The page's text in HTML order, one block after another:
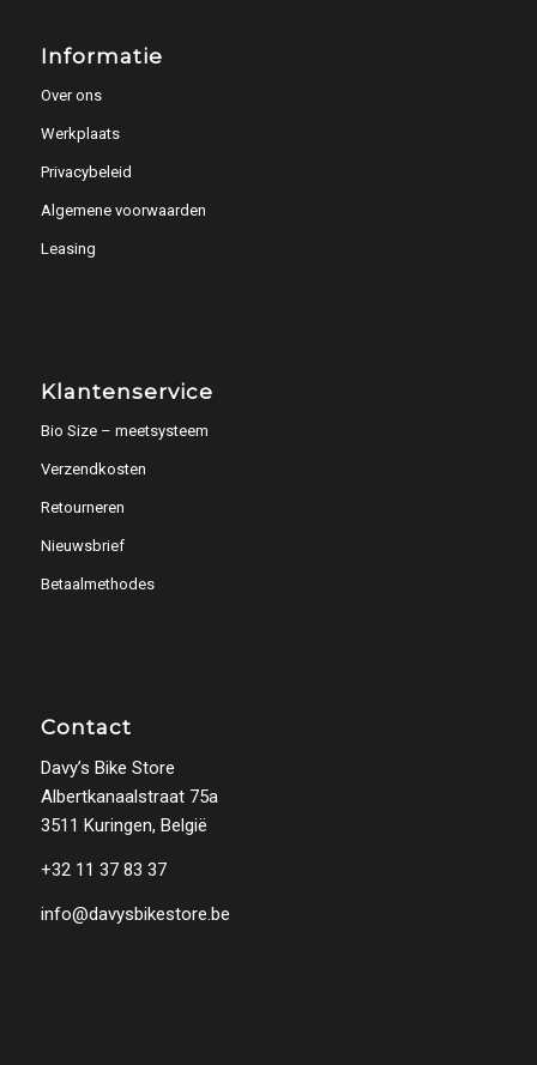
Informatie
Over ons
Werkplaats
Privacybeleid
Algemene voorwaarden
Leasing
Klantenservice
Bio Size – meetsysteem
Verzendkosten
Retourneren
Nieuwsbrief
Betaalmethodes
Contact
Davy’s Bike Store
Albertkanaalstraat 75a
3511 Kuringen, België
+32 11 37 83 37
info@davysbikestore.be